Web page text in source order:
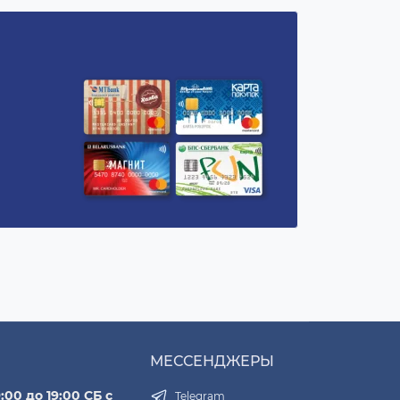
до 19:00 СБ с
МЕССЕНДЖЕРЫ
Telegram